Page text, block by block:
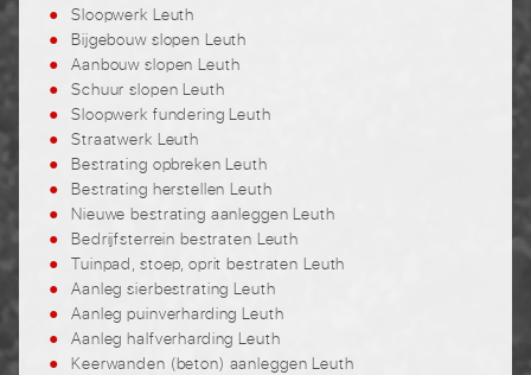
Sloopwerk Leuth
Bijgebouw slopen Leuth
Aanbouw slopen Leuth
Schuur slopen Leuth
Sloopwerk fundering Leuth
Straatwerk Leuth
Bestrating opbreken Leuth
Bestrating herstellen Leuth
Nieuwe bestrating aanleggen Leuth
Bedrijfsterrein bestraten Leuth
Tuinpad, stoep, oprit bestraten Leuth
Aanleg sierbestrating Leuth
Aanleg puinverharding Leuth
Aanleg halfverharding Leuth
Keerwanden (beton) aanleggen Leuth